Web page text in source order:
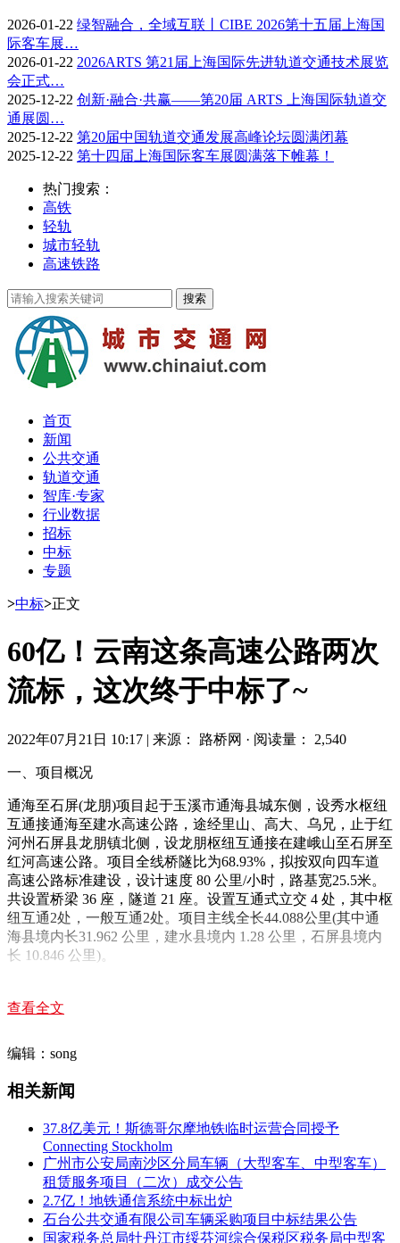
2026-01-22 绿智融合，全域互联丨CIBE 2026第十五届上海国
际客车展…
2026-01-22 2026ARTS 第21届上海国际先进轨道交通技术展览
会正式…
2025-12-22 创新·融合·共赢——第20届 ARTS 上海国际轨道交
通展圆…
2025-12-22 第20届中国轨道交通发展高峰论坛圆满闭幕
2025-12-22 第十四届上海国际客车展圆满落下帷幕！
热门搜索：
高铁
轻轨
城市轻轨
高速铁路
首页
新闻
公共交通
轨道交通
智库·专家
行业数据
招标
中标
专题
>中标>正文
60亿！云南这条高速公路两次
流标，这次终于中标了~
2022年07月21日 10:17 | 来源： 路桥网 · 阅读量： 2,540
一、项目概况
通海至石屏(龙朋)项目起于玉溪市通海县城东侧，设秀水枢纽
互通接通海至建水高速公路，途经里山、高大、乌兄，止于红
河州石屏县龙朋镇北侧，设龙朋枢纽互通接在建峨山至石屏至
红河高速公路。项目全线桥隧比为68.93%，拟按双向四车道
高速公路标准建设，设计速度 80 公里/小时，路基宽25.5米。
共设置桥梁 36 座，隧道 21 座。设置互通式立交 4 处，其中枢
纽互通2处，一般互通2处。项目主线全长44.088公里(其中通
海县境内长31.962 公里，建水县境内 1.28 公里，石屏县境内
长 10.846 公里)。
元。其中，玉溪段估算总投资约 606032.5481万元。 (实际工
特许经营期，包括建设期和运营期两个阶段，其中：建设期：
运营期(含收费期)：30年，自开始收费日起至项目移交日止(开
必要延长，在符合法律法规及相关政策的前提下，经双方协商
一致并报批准后，可以延长特许经营期。
二、中标信息
第一中标候选人：
查看全文
编辑：song
相关新闻
37.8亿美元！斯德哥尔摩地铁临时运营合同授予
Connecting Stockholm
广州市公安局南沙区分局车辆（大型客车、中型客车）
租赁服务项目（二次）成交公告
2.7亿！地铁通信系统中标出炉
石台公共交通有限公司车辆采购项目中标结果公告
国家税务总局牡丹江市绥芬河综合保税区税务局中型客